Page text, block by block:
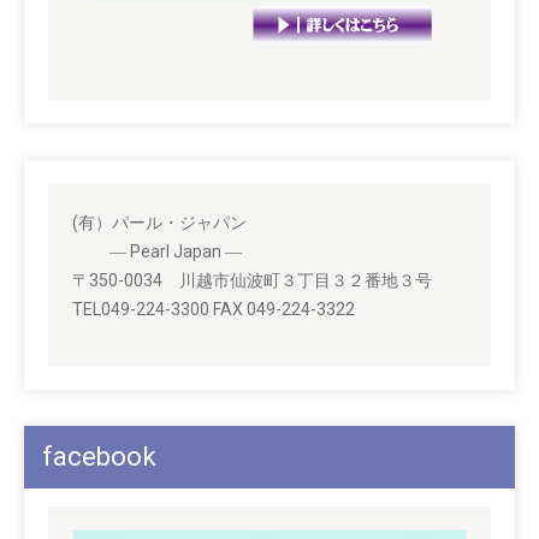
(有）パール・ジャパン
― Pearl Japan ―
〒350-0034 川越市仙波町３丁目３２番地３号
TEL049-224-3300 FAX 049-224-3322
facebook